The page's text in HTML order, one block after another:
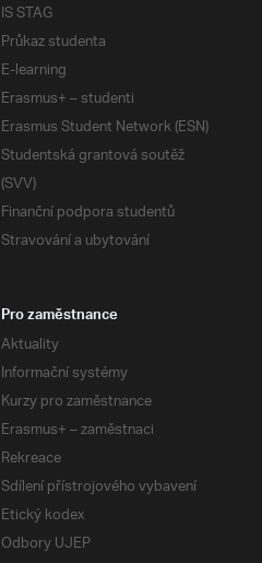
IS STAG
Průkaz studenta
E-learning
Erasmus+ – studenti
Erasmus Student Network (ESN)
Studentská grantová soutěž
(SVV)
Finanční podpora studentů
Stravování a ubytování
Pro zaměstnance
Aktuality
Informační systémy
Kurzy pro zaměstnance
Erasmus+ – zaměstnaci
Rekreace
Sdílení přístrojového vybavení
Etický kodex
Odbory UJEP